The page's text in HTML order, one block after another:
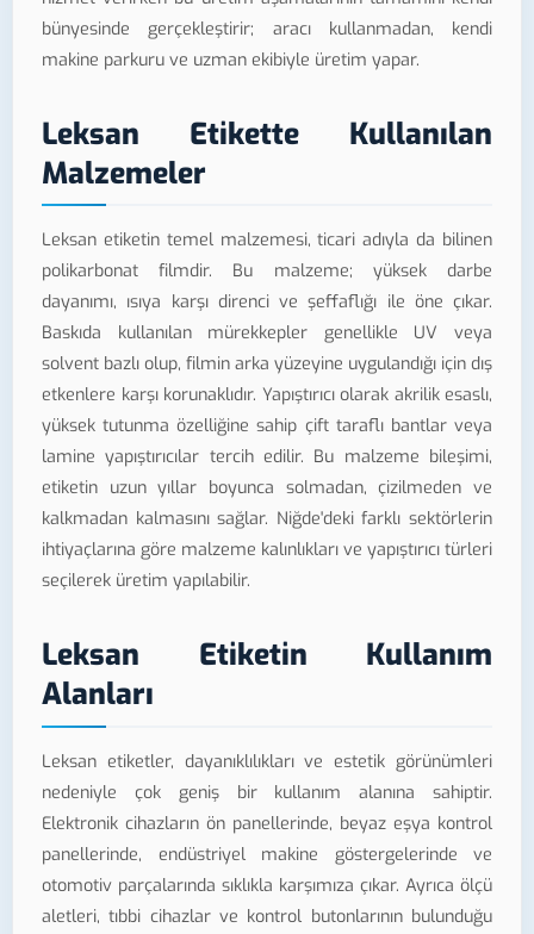
bünyesinde gerçekleştirir; aracı kullanmadan, kendi
makine parkuru ve uzman ekibiyle üretim yapar.
Leksan Etikette Kullanılan
Malzemeler
Leksan etiketin temel malzemesi, ticari adıyla da bilinen
polikarbonat filmdir. Bu malzeme; yüksek darbe
dayanımı, ısıya karşı direnci ve şeffaflığı ile öne çıkar.
Baskıda kullanılan mürekkepler genellikle UV veya
solvent bazlı olup, filmin arka yüzeyine uygulandığı için dış
etkenlere karşı korunaklıdır. Yapıştırıcı olarak akrilik esaslı,
yüksek tutunma özelliğine sahip çift taraflı bantlar veya
lamine yapıştırıcılar tercih edilir. Bu malzeme bileşimi,
etiketin uzun yıllar boyunca solmadan, çizilmeden ve
kalkmadan kalmasını sağlar. Niğde'deki farklı sektörlerin
ihtiyaçlarına göre malzeme kalınlıkları ve yapıştırıcı türleri
seçilerek üretim yapılabilir.
Leksan Etiketin Kullanım
Alanları
Leksan etiketler, dayanıklılıkları ve estetik görünümleri
nedeniyle çok geniş bir kullanım alanına sahiptir.
Elektronik cihazların ön panellerinde, beyaz eşya kontrol
panellerinde, endüstriyel makine göstergelerinde ve
otomotiv parçalarında sıklıkla karşımıza çıkar. Ayrıca ölçü
aletleri, tıbbi cihazlar ve kontrol butonlarının bulunduğu